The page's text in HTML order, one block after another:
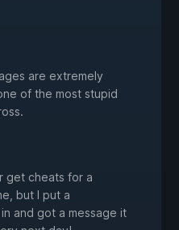
are extremely
of the most stupid
get cheats for a
but I put a
and got a message it